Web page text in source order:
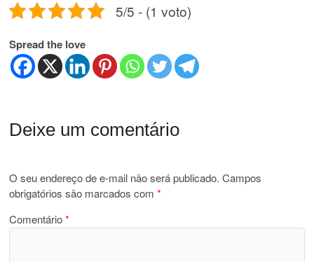
5/5 - (1 voto)
Spread the love
Deixe um comentário
O seu endereço de e-mail não será publicado. Campos
obrigatórios são marcados com*
Comentário*